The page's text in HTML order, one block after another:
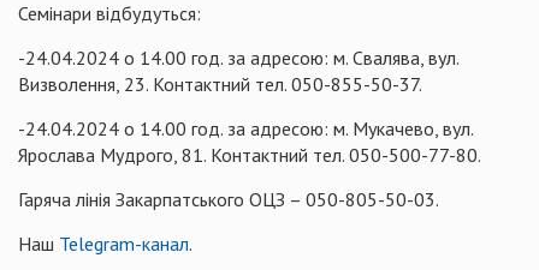
Семінари відбудуться:
-24.04.2024 о 14.00 год. за адресою: м. Свалява, вул.
Визволення, 23. Контактний тел. 050-855-50-37.
-24.04.2024 о 14.00 год. за адресою: м. Мукачево, вул.
Ярослава Мудрого, 81. Контактний тел. 050-500-77-80.
Гаряча лінія Закарпатського ОЦЗ – 050-805-50-03.
Наш Telegram-канал.